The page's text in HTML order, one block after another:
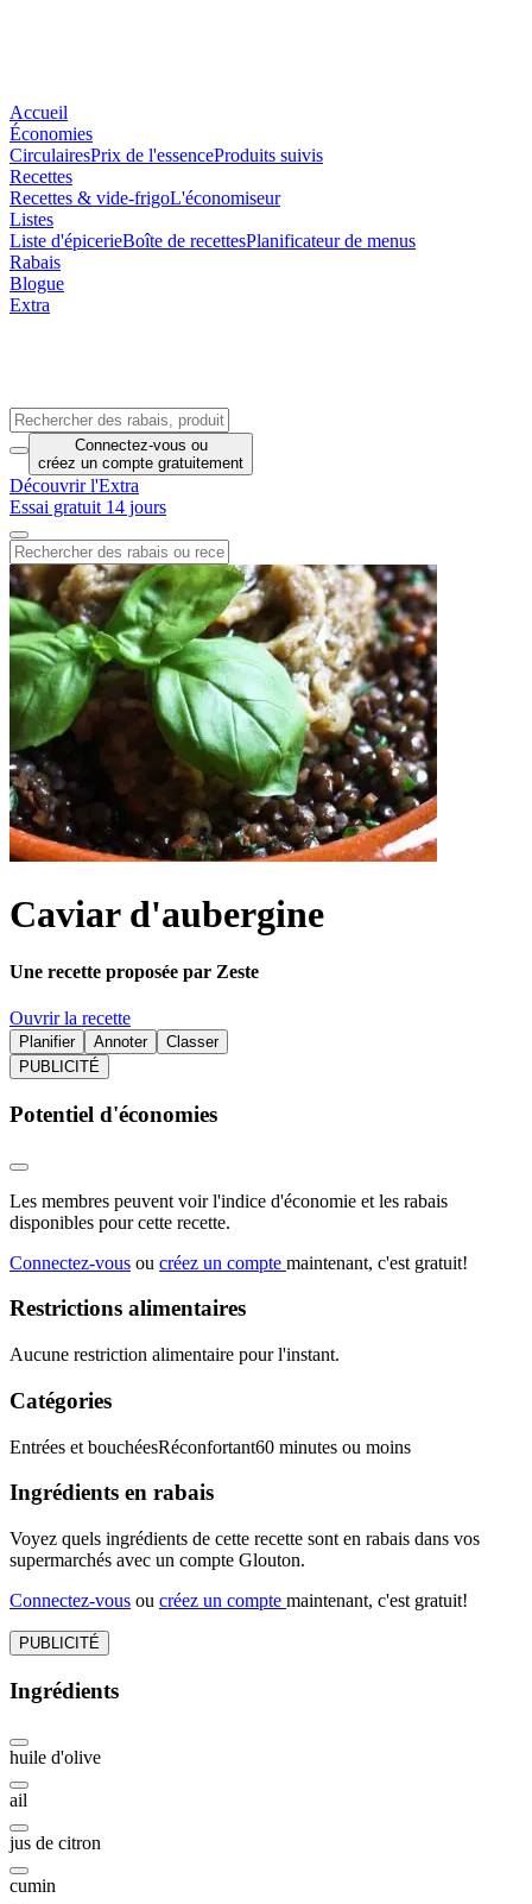
Accueil
Économies
CirculairesPrix de l'essenceProduits suivis
Recettes
Recettes & vide-frigoL'économiseur
Listes
Liste d'épicerieBoîte de recettesPlanificateur de menus
Rabais
Blogue
Extra
Connectez-vous ou
créez un compte gratuitement
Découvrir l'Extra
Essai gratuit 14 jours
Caviar d'aubergine
Une recette proposée par Zeste
Ouvrir la recette
Planifier Annoter
Classer
PUBLICITÉ
Potentiel d'économies
Les membres peuvent voir l'indice d'économie et les rabais
disponibles pour cette recette.
Connectez-vous ou créez un compte maintenant, c'est gratuit!
Restrictions alimentaires
Aucune restriction alimentaire pour l'instant.
Catégories
Entrées et bouchéesRéconfortant60 minutes ou moins
Ingrédients en rabais
Voyez quels ingrédients de cette recette sont en rabais dans vos
supermarchés avec un compte Glouton.
Connectez-vous ou créez un compte maintenant, c'est gratuit!
PUBLICITÉ
Ingrédients
huile d'olive
ail
jus de citron
cumin